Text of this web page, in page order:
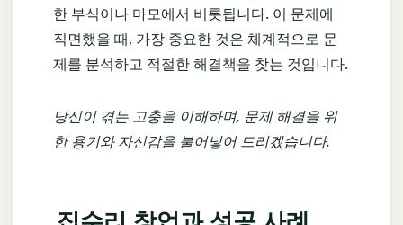
한 부식이나 마모에서 비롯됩니다. 이 문제에
직면했을 때, 가장 중요한 것은 체계적으로 문
제를 분석하고 적절한 해결책을 찾는 것입니다.
당신이 겪는 고충을 이해하며, 문제 해결을 위
한 용기와 자신감을 불어넣어 드리겠습니다.